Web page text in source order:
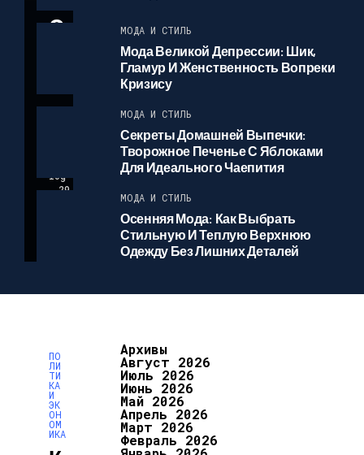
С
О
log
29
МОДА И СТИЛЬ
Мода Великой Депрессии: Шик,
Гламур И Женственность Вопреки
Кризису
МОДА И СТИЛЬ
Секреты Домашней Выпечки:
Творожное Печенье С Яблоками
Для Идеального Чаепития
МОДА И СТИЛЬ
Осенняя Мода: Как Выбрать
Стильную И Теплую Верхнюю
Одежду Без Лишних Деталей
ПО
ЛИ
ТИ
КА
И
ЭК
ОН
ОМ
ИКА
Архивы
Август 2026
Июль 2026
Июнь 2026
Май 2026
Апрель 2026
Март 2026
Февраль 2026